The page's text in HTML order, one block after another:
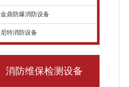
金鼎防爆消防设备
尼特消防设备
消防维保检测设备